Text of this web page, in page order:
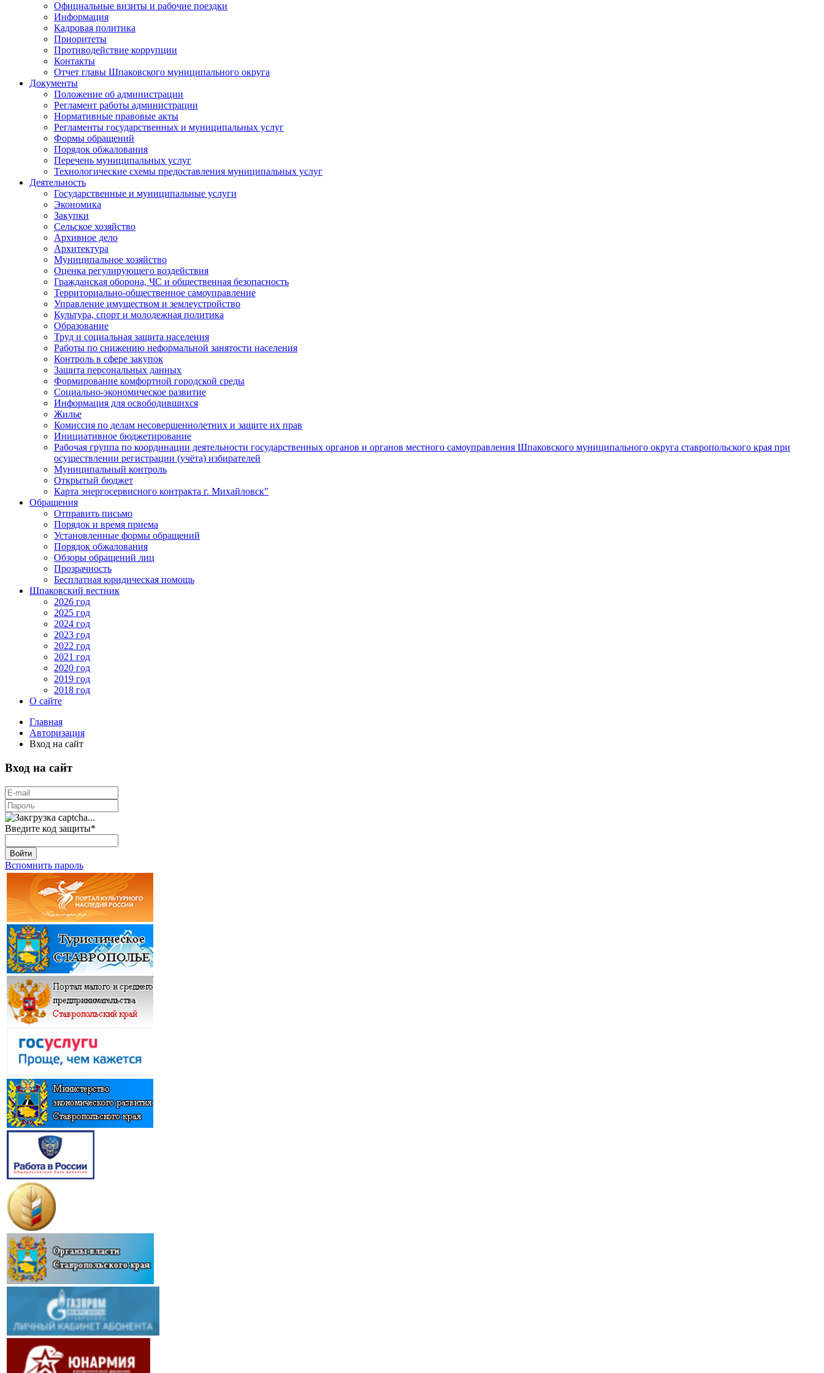
Официальные визиты и рабочие поездки
Информация
Кадровая политика
Приоритеты
Противодействие коррупции
Контакты
Отчет главы Шпаковского муниципального округа
Документы
Положение об администрации
Регламент работы администрации
Нормативные правовые акты
Регламенты государственных и муниципальных услуг
Формы обращений
Порядок обжалования
Перечень муниципальных услуг
Технологические схемы предоставления муниципальных услуг
Деятельность
Государственные и муниципальные услуги
Экономика
Закупки
Сельское хозяйство
Архивное дело
Архитектура
Муниципальное хозяйство
Оценка регулирующего воздействия
Гражданская оборона, ЧС и общественная безопасность
Территориально-общественное самоуправление
Управление имуществом и землеустройство
Культура, спорт и молодежная политика
Образование
Труд и социальная защита населения
Работы по снижению неформальной занятости населения
Контроль в сфере закупок
Защита персональных данных
Формирование комфортной городской среды
Социально-экономическое развитие
Информация для освободившихся
Жилье
Комиссия по делам несовершеннолетних и защите их прав
Инициативное бюджетирование
Рабочая группа по координации деятельности государственных органов и органов местного самоуправления Шпаковского муниципального округа ставропольского края при
осуществлении регистрации (учёта) избирателей
Муниципальный контроль
Открытый бюджет
Карта энергосервисного контракта г. Михайловск"
Обращения
Отправить письмо
Порядок и время приема
Установленные формы обращений
Порядок обжалования
Обзоры обращений лиц
Прозрачность
Бесплатная юридическая помощь
Шпаковский вестник
2026 год
2025 год
2024 год
2023 год
2022 год
2021 год
2020 год
2019 год
2018 год
О сайте
Главная
Авторизация
Вход на сайт
Вход на сайт
Введите код защиты*
Войти
Вспомнить пароль